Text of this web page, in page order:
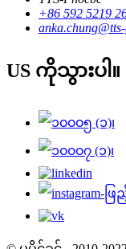
+86 592 5219
US ကိုသွားပါ။